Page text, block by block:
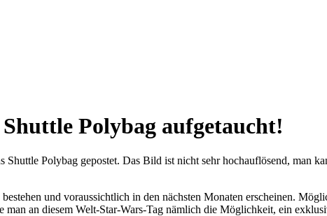
Polybag aufgetaucht!
Polybag gepostet. Das Bild ist nicht sehr hochauflösend, man
und voraussichtlich in den nächsten Monaten erscheinen.
man an diesem Welt-Star-Wars-Tag nämlich die Möglichkeit, ein